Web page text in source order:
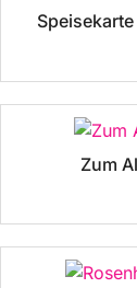
Zum